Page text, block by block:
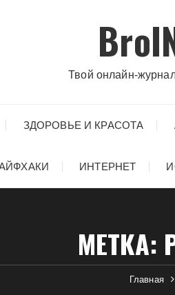
Твой онлайн-
ЗДОРОВЬЕ И КРАСОТА
ИНТЕРНЕТ
МЕТКА:
Главная